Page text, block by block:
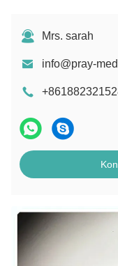
Mrs. sarah
info@pray-